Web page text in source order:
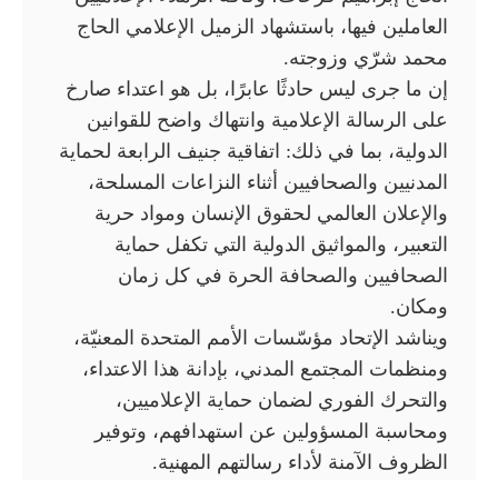
العاملين فيها، باستشهاد الزميل الإعلامي الحاج
محمد شرّي وزوجته.
إن ما جرى ليس حادثًا عابرًا، بل هو اعتداء صارخ
على الرسالة الإعلامية وانتهاك واضح للقوانين
الدولية، بما في ذلك: اتفاقية جنيف الرابعة لحماية
المدنيين والصحافيين أثناء النزاعات المسلحة،
والإعلان العالمي لحقوق الإنسان ومواد حرية
التعبير، والمواثيق الدولية التي تكفل حماية
الصحافيين والصحافة الحرة في كل زمان
ومكان.
ويناشد الإتحاد مؤسّسات الأمم المتحدة المعنيّة،
ومنظمات المجتمع المدني، بإدانة هذا الاعتداء،
والتحرك الفوري لضمان حماية الإعلاميين،
ومحاسبة المسؤولين عن استهدافهم، وتوفير
الظروف الآمنة لأداء رسالتهم المهنية.